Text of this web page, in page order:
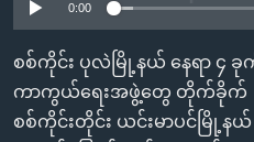
စာမျက်နှာ
သို့
ကျော်
ဗွီအိုအေ လူမှုကွန်ယက်များ
0:00
စစ်ကိုင်း ပုလဲမြို့နယ် နေရာ ၄
ကာကွယ်ရေးအဖွဲ့တွေ တိုက်ခိုက်
စစ်ကိုင်းတိုင်း ယင်းမာပင်မြို့န